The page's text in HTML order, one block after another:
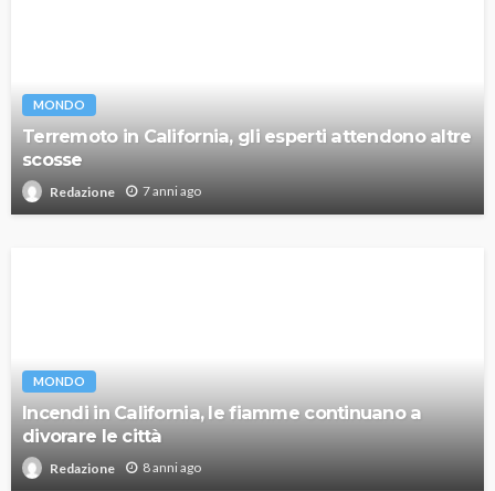
MONDO
Terremoto in California, gli esperti attendono altre
scosse
Redazione 7 anni ago
MONDO
Incendi in California, le fiamme continuano a
divorare le città
Redazione 8 anni ago